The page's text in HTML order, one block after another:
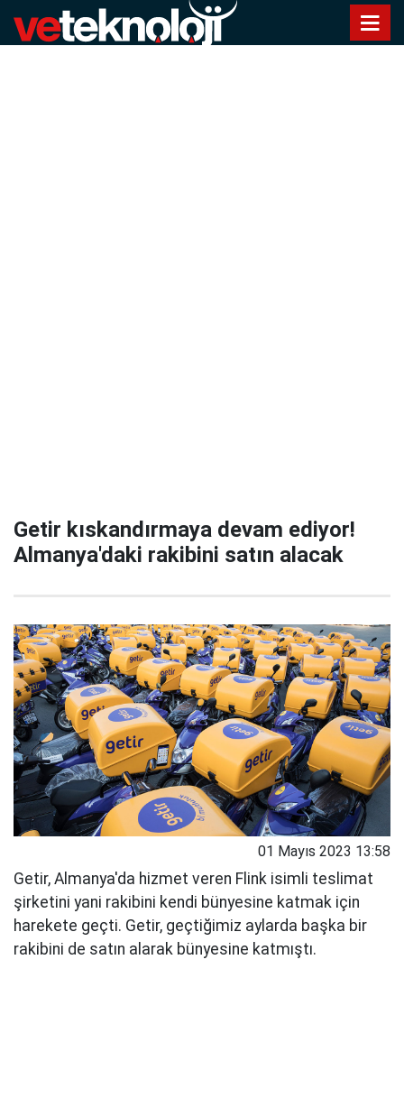
Getir kıskandırmaya devam ediyor!
Almanya'daki rakibini satın alacak
01 Mayıs 2023 13:58
Getir, Almanya'da hizmet veren Flink isimli teslimat
şirketini yani rakibini kendi bünyesine katmak için
harekete geçti. Getir, geçtiğimiz aylarda başka bir
rakibini de satın alarak bünyesine katmıştı.